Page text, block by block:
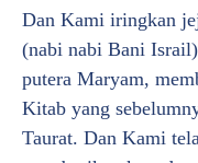
Dan Kami iringkan
(nabi nabi Bani
putera Maryam,
Kitab yang
Taurat. Dan Kami